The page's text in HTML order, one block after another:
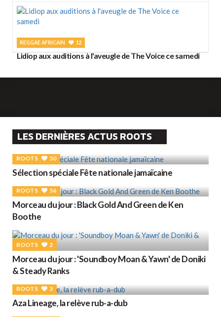
REGGAE AFRICAIN 12
Lidiop aux auditions à l'aveugle de The Voice ce samedi
LES DERNIÈRES ACTUS ROOTS
ROOTS 50
Sélection spéciale Fête nationale jamaïcaine
ROOTS 56
Morceau du jour : Black Gold And Green de Ken
Boothe
ROOTS 2
Morceau du jour : 'Soundboy Moan & Yawn' de Doniki
& Steady Ranks
ROOTS 3
Aza Lineage, la relève rub-a-dub